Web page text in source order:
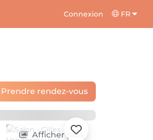
Connexion FR
Prendre rendez-vous
Afficher plus